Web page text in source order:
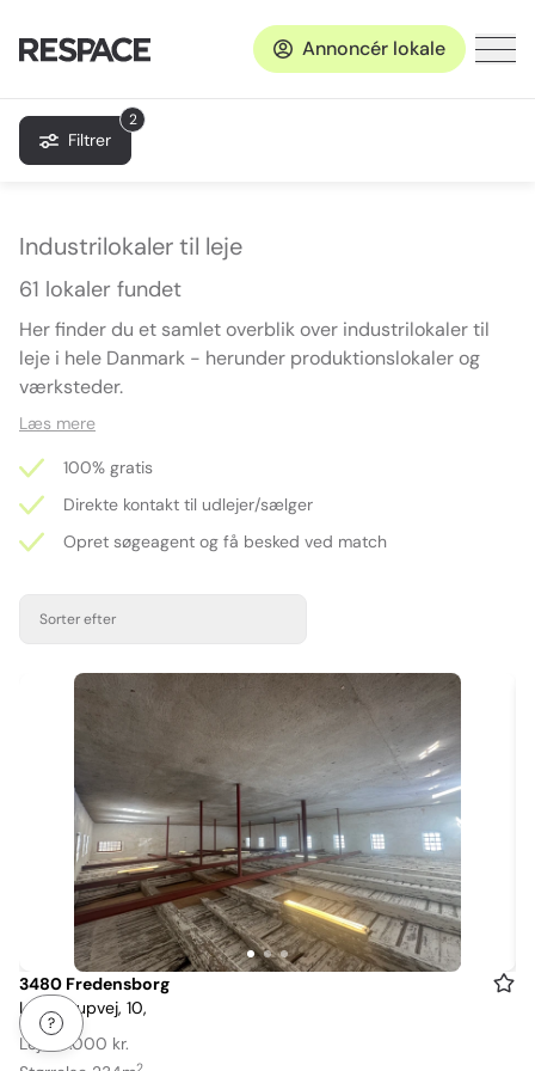
Annoncér lokale
2
Filtrer
Industrilokaler til leje
61 lokaler fundet
Her finder du et samlet overblik over industrilokaler til
leje i hele Danmark - herunder produktionslokaler og
værksteder.
Læs mere
100% gratis
Direkte kontakt til udlejer/sælger
Opret søgeagent og få besked ved match
Sorter efter
Item
1
of
3480 Fredensborg
Langstrupvej, 10,
Leje: 5.000 kr.
2